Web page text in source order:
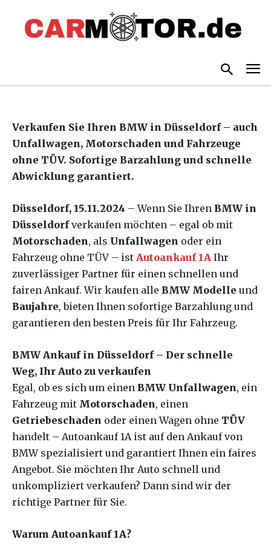
heute zum besten Preis –
Sofortzahlung garantiert!
625
Verkaufen Sie Ihren BMW in Düsseldorf – auch
Unfallwagen, Motorschaden und Fahrzeuge
ohne TÜV. Sofortige Barzahlung und schnelle
Abwicklung garantiert.
Düsseldorf, 15.11.2024 – Wenn Sie Ihren BMW in
Düsseldorfverkaufen möchten – egal ob mit
Motorschaden, als Unfallwagen oder ein
Fahrzeug ohne TÜV – ist Autoankauf 1A Ihr
zuverlässiger Partner für einen schnellen und
fairen Ankauf. Wir kaufen alle BMW Modelle und
Baujahre, bieten Ihnen sofortige Barzahlung und
garantieren den besten Preis für Ihr Fahrzeug.
BMW Ankauf in Düsseldorf – Der schnelle
Weg, Ihr Auto zu verkaufen
Egal, ob es sich um einen BMW Unfallwagen, ein
Fahrzeug mit Motorschaden, einen
Getriebeschaden oder einen Wagen ohne TÜV
handelt – Autoankauf 1A ist auf den Ankauf von
BMW spezialisiert und garantiert Ihnen ein faires
Angebot. Sie möchten Ihr Auto schnell und
unkompliziert verkaufen? Dann sind wir der
richtige Partner für Sie.
Warum Autoankauf 1A?